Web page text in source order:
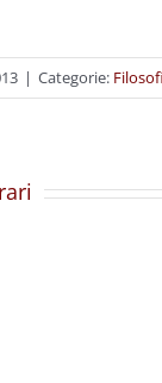
| Categorie: